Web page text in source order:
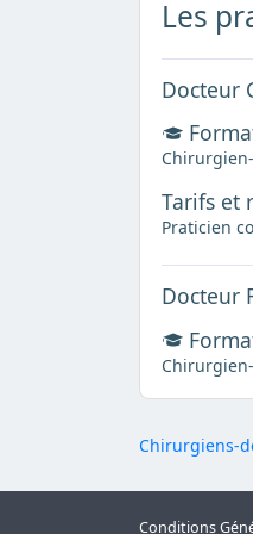
Les
Docteur
Tarifs et
Praticien
Docteur
Chirurgiens-
Conditions